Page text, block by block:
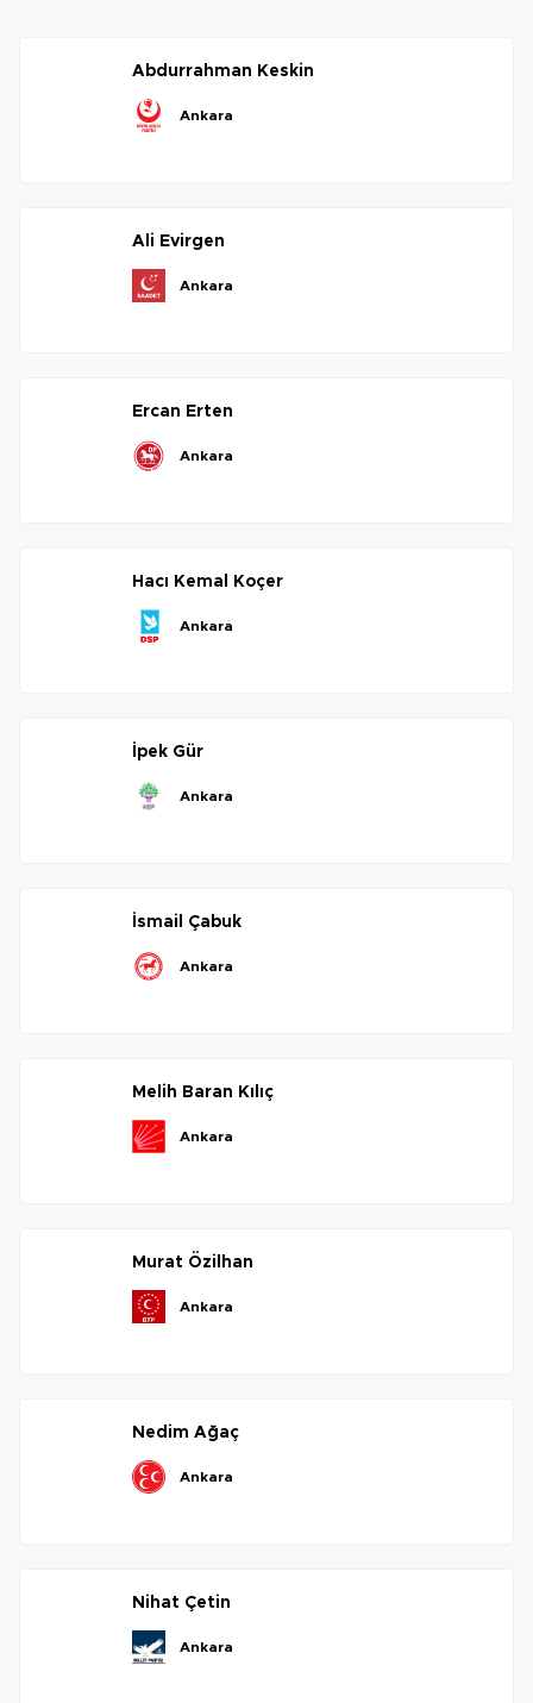
abdurrahman keskin
ankara
ali evirgen
ankara
ercan erten
ankara
hacı kemal koçer
ankara
i̇pek gür
ankara
i̇smail çabuk
ankara
melih baran kılıç
ankara
murat özilhan
ankara
nedim ağaç
ankara
nihat çetin
ankara